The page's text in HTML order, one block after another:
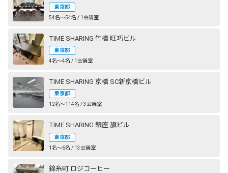
東京都
54名〜54名 / 1会議室
TIME SHARING 竹橋 旺巧ビル
東京都
4名〜4名 / 1会議室
TIME SHARING 京橋 SC新京橋ビル
東京都
12名〜114名 / 3会議室
TIME SHARING 銀座 旗ビル
東京都
1名〜6名 / 13会議室
錦糸町 ロジコーヒー